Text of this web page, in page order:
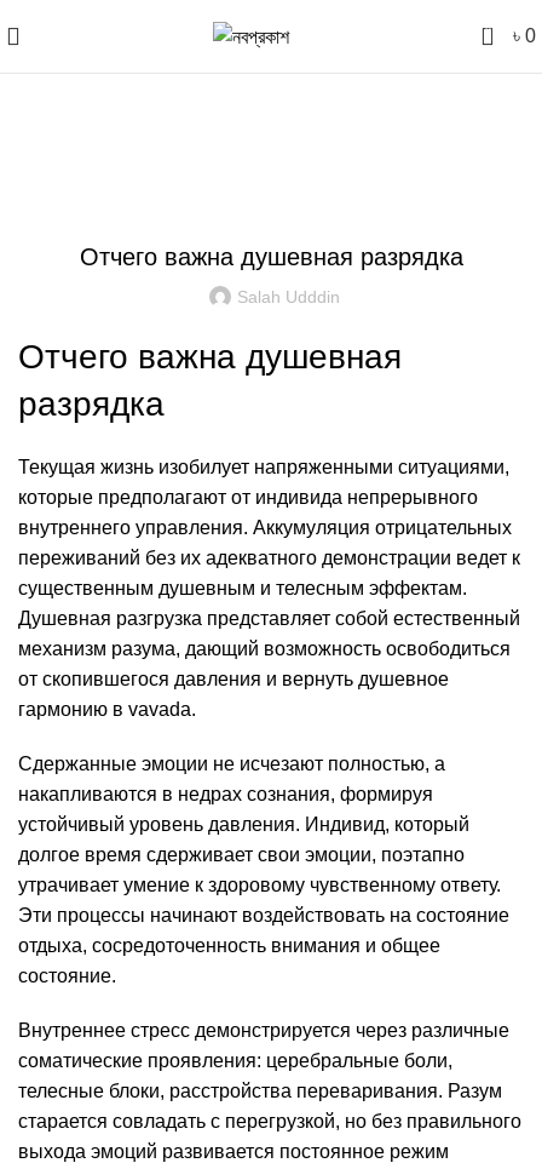
0 ৳ 0
Отчего важна душевная разрядка
Salah Udddin
Отчего важна душевная
разрядка
Текущая жизнь изобилует напряженными ситуациями,
которые предполагают от индивида непрерывного
внутреннего управления. Аккумуляция отрицательных
переживаний без их адекватного демонстрации ведет к
существенным душевным и телесным эффектам.
Душевная разгрузка представляет собой естественный
механизм разума, дающий возможность освободиться
от скопившегося давления и вернуть душевное
гармонию в vavada.
Сдержанные эмоции не исчезают полностью, а
накапливаются в недрах сознания, формируя
устойчивый уровень давления. Индивид, который
долгое время сдерживает свои эмоции, поэтапно
утрачивает умение к здоровому чувственному ответу.
Эти процессы начинают воздействовать на состояние
отдыха, сосредоточенность внимания и общее
состояние.
Внутреннее стресс демонстрируется через различные
соматические проявления: церебральные боли,
телесные блоки, расстройства переваривания. Разум
старается совладать с перегрузкой, но без правильного
выхода эмоций развивается постоянное режим